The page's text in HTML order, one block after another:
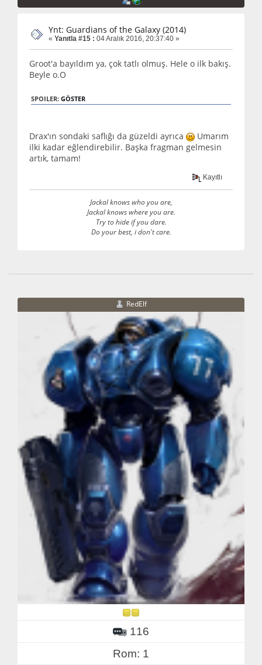
Ynt: Guardians of the Galaxy (2014)
« Yanıtla #15 : 04 Aralık 2016, 20:37:40 »
Groot'a bayıldım ya, çok tatlı olmuş. Hele o ilk bakış.
Beyle o.O
SPOILER: GÖSTER
Drax'ın sondaki saflığı da güzeldi ayrıca
Umarım
ilki kadar eğlendirebilir. Başka fragman gelmesin
artık, tamam!
Kayıtlı
Jackal knows who you are,
Jackal knows where you are.
Try to hide if you dare.
Do your best, i don't care.
RedElf
116
Rom: 1